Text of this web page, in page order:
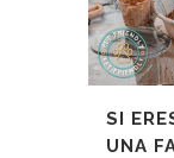
SI
UNA